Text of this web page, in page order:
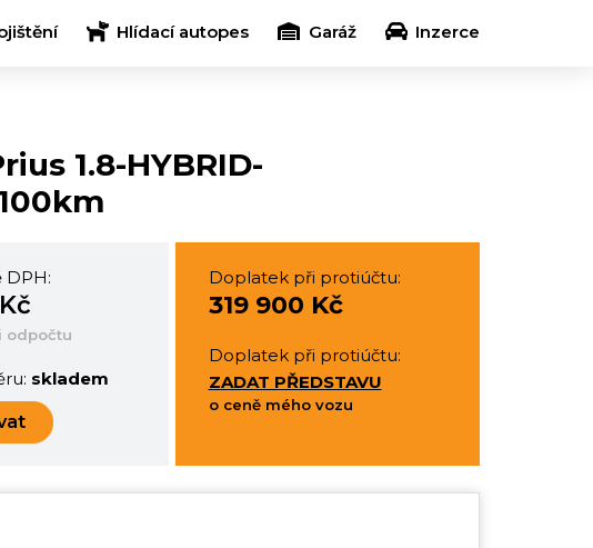
Hlídací autopes Garáž Inzerce
1.8-HYBRID-
DPH:
odpočtu
skladem
Doplatek při protiúčtu:
319 900 Kč
Doplatek při protiúčtu:
ZADAT PŘEDSTAVU
o ceně mého vozu